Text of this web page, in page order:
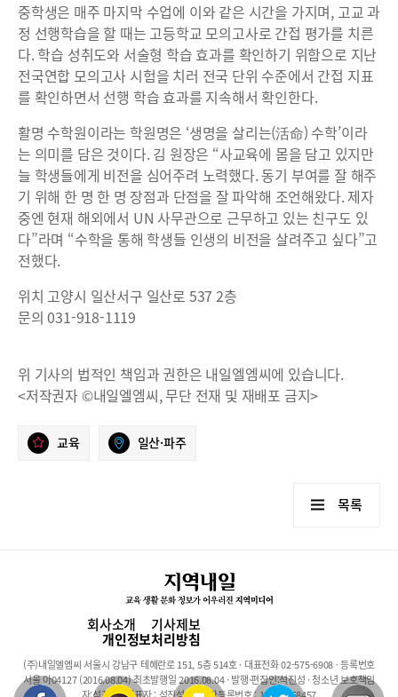
중학생은 매주 마지막 수업에 이와 같은 시간을 가지며, 고교 과
정 선행학습을 할 때는 고등학교 모의고사로 간접 평가를 치른
다. 학습 성취도와 서술형 학습 효과를 확인하기 위함으로 지난
전국연합 모의고사 시험을 치러 전국 단위 수준에서 간접 지표
를 확인하면서 선행 학습 효과를 지속해서 확인한다.
활명 수학원이라는 학원명은 ‘생명을 살리는(活命) 수학’이라
는 의미를 담은 것이다. 김 원장은 “사교육에 몸을 담고 있지만
늘 학생들에게 비전을 심어주려 노력했다. 동기 부여를 잘 해주
기 위해 한 명 한 명 장점과 단점을 잘 파악해 조언해왔다. 제자
중엔 현재 해외에서 UN 사무관으로 근무하고 있는 친구도 있
다”라며 “수학을 통해 학생들 인생의 비전을 살려주고 싶다”고
전했다.
위치 고양시 일산서구 일산로 537 2층
문의 031-918-1119
위 기사의 법적인 책임과 권한은 내일엘엠씨에 있습니다.
<저작권자 ©내일엘엠씨, 무단 전재 및 재배포 금지>
교육 일산·파주
목록
회사소개 기사제보
개인정보처리방침
(주)내일엘엠씨 서울시 강남구 테헤란로 151, 5층 514호 · 대표전화 02-575-6908 · 등록번호
서울 아04127 (2016.08.04) 최초발행일 2016.08.04 · 발행·편집인:석진성 · 청소년 보호책임